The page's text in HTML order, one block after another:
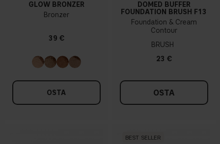
GLOW BRONZER
Bronzer
39 €
OSTA
DOMED BUFFER
FOUNDATION BRUSH F13
Foundation & Cream
Contour
BRUSH
23 €
OSTA
BEST SELLER